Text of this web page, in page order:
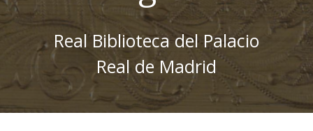
Real Biblioteca del Palacio
Real de Madrid